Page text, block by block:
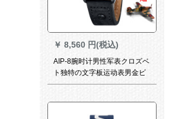
￥ 8,560 円(税込)
AIP-8腕时计男性军表クロズベ
ト独特の文字板运动表男金ビ
ネショー时計フフフフプロ腕